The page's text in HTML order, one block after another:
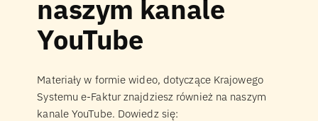
naszym kanale
YouTube
Materiały w formie wideo, dotyczące Krajowego
Systemu e-Faktur znajdziesz również na naszym
kanale YouTube. Dowiedz się: